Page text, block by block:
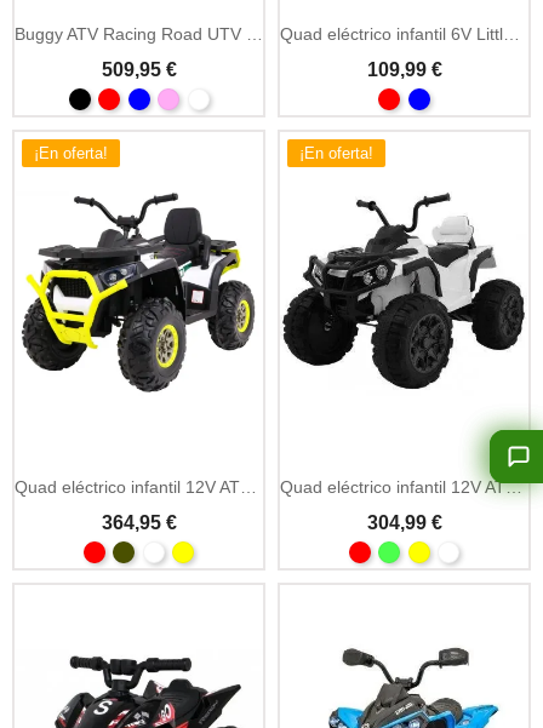
509,95 € 109,99 €
¡En oferta!
364,95 €
¡En oferta!
Quad eléctrico infantil 12V ATV-2 con mando 2.4GHz
304,99 €